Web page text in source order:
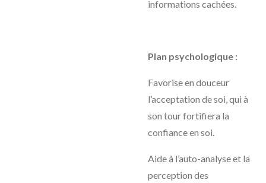
informations cachées.
Plan psychologique :
Favorise en douceur
l’acceptation de soi, qui à
son tour fortifiera la
confiance en soi.
Aide à l’auto-analyse et la
perception des